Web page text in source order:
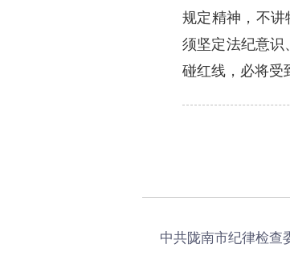
规定精神，不讲
须坚定法纪意识
碰红线，必将受
中共陇南市纪律检查